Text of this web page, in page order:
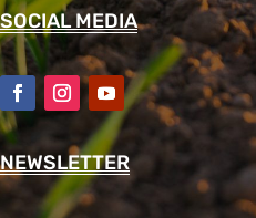
SOCIAL MEDIA
NEWSLETTER